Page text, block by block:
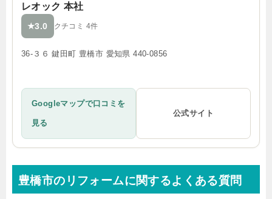
レオック 本社
★3.0 クチコミ 4件
36-３６ 鍵田町 豊橋市 愛知県 440-0856
Googleマップで口コミを
見る
公式サイト
豊橋市のリフォームに関するよくある質問